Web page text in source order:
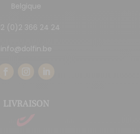
Belgique
(0)2 366 24 24
info@dolfin.be
LIVRAISON